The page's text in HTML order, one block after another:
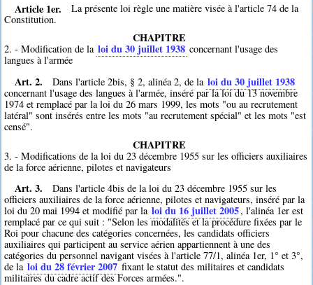
Article 1er.
La présente loi règle une matière visée à l'article 74 de la
Constitution.
CHAPITRE
2. - Modification de la loi du 30 juillet 1938 concernant l'usage des
langues à l'armée
Art. 2. Dans l'article 2bis, § 2, alinéa 2, de la loi du 30 juillet 1938
concernant l'usage des langues à l'armée, inséré par la loi du 13 novembre
1974 et remplacé par la loi du 26 mars 1999, les mots "ou au recrutement
latéral" sont insérés entre les mots "au recrutement spécial" et les mots "est
censé".
CHAPITRE
3. - Modifications de la loi du 23 décembre 1955 sur les officiers auxiliaires
de la force aérienne, pilotes et navigateurs
Art. 3.
Dans l'article 4bis de la loi du 23 décembre 1955 sur les
officiers auxiliaires de la force aérienne, pilotes et navigateurs, inséré par la
loi du 20 mai 1994 et modifié par la loi du 16 juillet 2005, l'alinéa 1er est
remplacé par ce qui suit : "Selon les modalités et la procédure fixées par le
Roi pour chacune des catégories concernées, les candidats officiers
auxiliaires qui participent au service aérien appartiennent à une des
catégories du personnel navigant visées à l'article 77/1, alinéa 1er, 1° et 3°,
de la loi du 28 février 2007 fixant le statut des militaires et candidats
militaires du cadre actif des Forces armées.".